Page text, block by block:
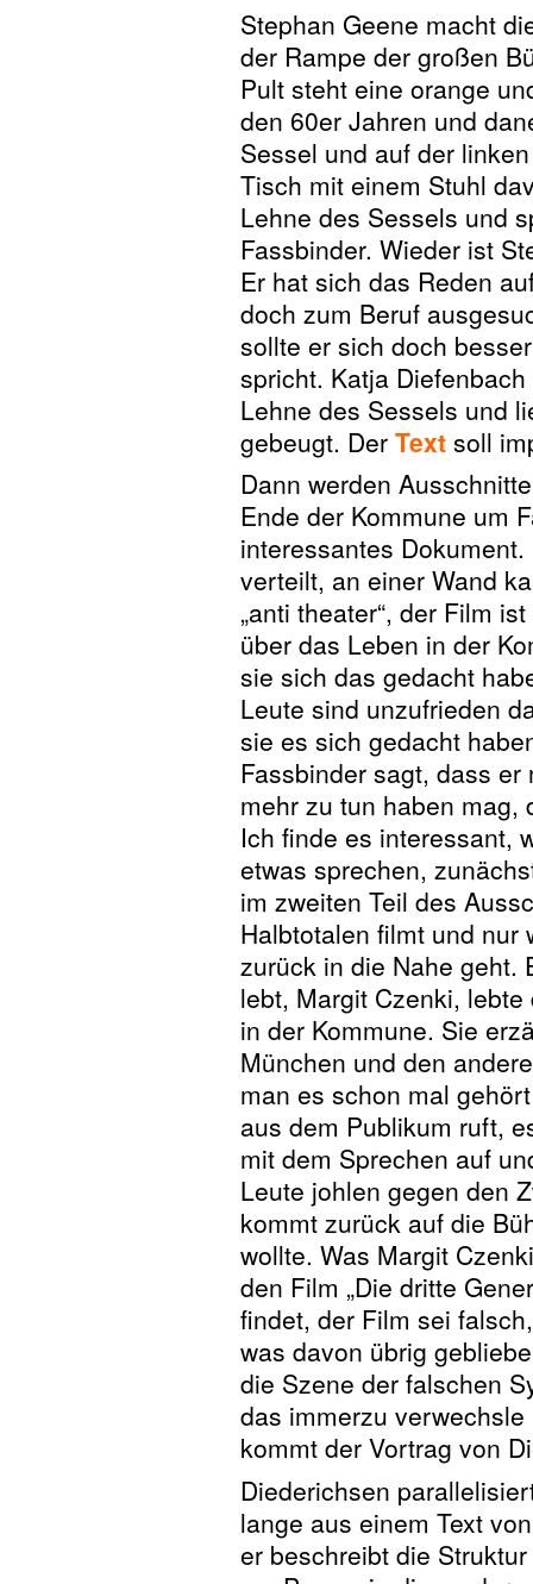
Stephan Geene macht
der Rampe der großen
Pult steht eine orange
den 60er Jahren und
Sessel und auf der
Tisch mit einem Stuhl
Lehne des Sessels und
Fassbinder. Wieder ist
Er hat sich das Reden
doch zum Beruf
sollte er sich doch
spricht. Katja
Lehne des Sessels und
gebeugt. Der Text soll
Dann werden
Ende der Kommune um
interessantes
verteilt, an einer Wand
„anti theater“, der Film
über das Leben in der
sie sich das gedacht
Leute sind unzufrieden
sie es sich gedacht
Fassbinder sagt, dass
mehr zu tun haben mag,
Ich finde es interessant,
etwas sprechen,
im zweiten Teil des
Halbtotalen filmt und nur
zurück in die Nahe geht.
lebt, Margit Czenki,
in der Kommune. Sie
München und den
man es schon mal
aus dem Publikum ruft,
mit dem Sprechen auf
Leute johlen gegen den
kommt zurück auf die
wollte. Was Margit
den Film „Die dritte
findet, der Film sei
was davon übrig
die Szene der falschen
das immerzu
kommt der Vortrag von
Diederichsen
lange aus einem Text
er beschreibt die